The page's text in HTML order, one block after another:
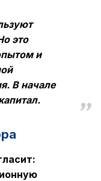
это
и
В начале